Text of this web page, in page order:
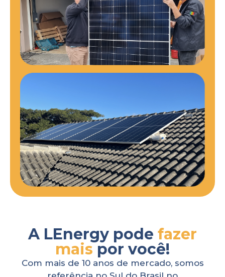
A LEnergy pode fazer
mais por você!
Com mais de 10 anos de mercado, somos